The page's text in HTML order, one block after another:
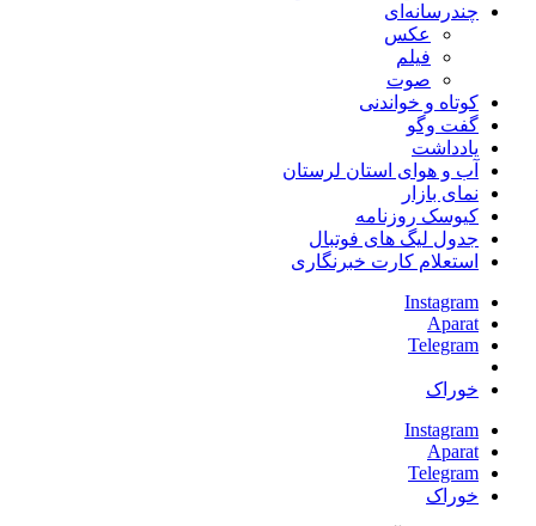
چندرسانه‌ای
عكس
فیلم
صوت
کوتاه و خواندنی
گفت وگو
یادداشت
آب و هوای استان لرستان
نمای بازار
کیوسک روزنامه
جدول لیگ های فوتبال
استعلام کارت خبرنگاری
Instagram
Aparat
Telegram
خوراک
Instagram
Aparat
Telegram
خوراک